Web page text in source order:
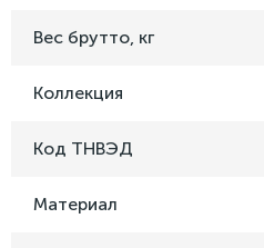
Вес брутто, кг
Коллекция
Код ТНВЭД
Материал